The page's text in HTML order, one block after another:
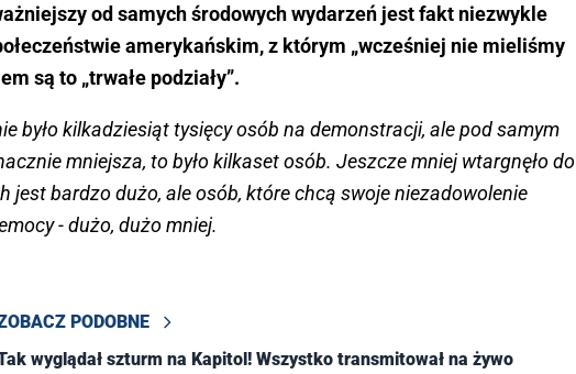
od samych środowych wydarzeń jest fakt niezwykle
amerykańskim, z którym „wcześniej nie mieliśmy
są to „trwałe podziały”.
było kilkadziesiąt tysięcy osób na demonstracji, ale pod samym
mniejsza, to było kilkaset osób. Jeszcze mniej wtargnęło do
jest bardzo dużo, ale osób, które chcą swoje niezadowolenie
- dużo, dużo mniej.
PODOBNE
wyglądał szturm na Kapitol! Wszystko transmitował na żywo